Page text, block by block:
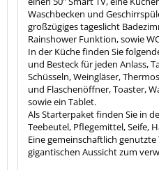
Waschbecken und
großzügiges tageslicht
Rainshower Funktion, sowie
In der Küche finden Sie
und Besteck für jeden Anlass,
Schüsseln, Weingläser,
und Flaschenöffner, Toaster,
sowie ein Tablet.
Als Starterpaket finden Sie in
Teebeutel, Pflegemittel, Seife,
Eine gemeinschaftlich
gigantischen Aussicht zum